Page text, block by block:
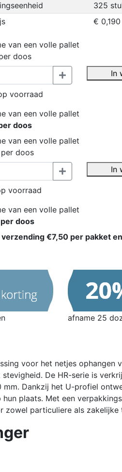
325
€ 0,190
van een volle pallet
doos
voorraad
In
van een volle pallet
doos
van een volle pallet
doos
voorraad
In
van een volle pallet
doos
verzending €7,50 per pakket
afname 25
voor het netjes ophangen
De HR-serie is
mm. Dankzij het U-profiel
plaats. Met een
particuliere als zakelijke